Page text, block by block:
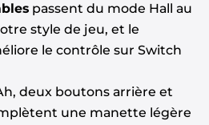
passent du mode Hall au
style de jeu, et le
le contrôle sur Switch
deux boutons arrière et
une manette légère